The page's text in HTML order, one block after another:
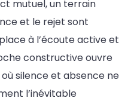
mutuel, un terrain
et le rejet sont
à l’écoute active et
constructive ouvre
silence et absence ne
l’inévitable